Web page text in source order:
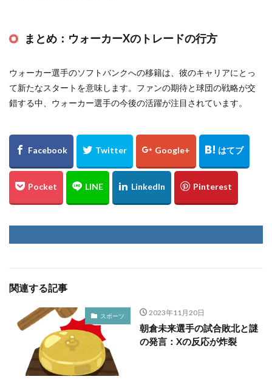
まとめ：ウォーカーXのトレードの行方
ウォーカー選手のソフトバンクへの移籍は、彼のキャリアにとっ
て新たなスタートを意味します。ファンの期待と球団の戦略が交
錯する中、ウォーカー選手の今後の活躍が注目されています。
関連する記事
スポーツ 2023年11月20日
朝倉未来選手の試合敗北と謎
の発言：Xの反応が炸裂